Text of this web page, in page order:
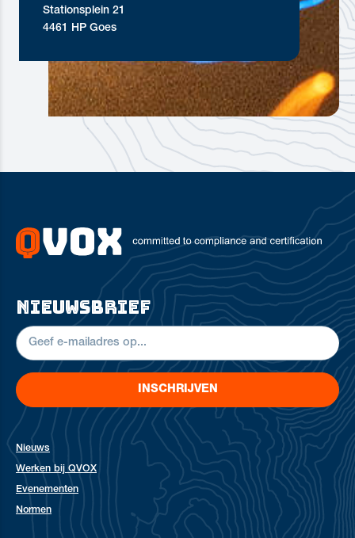
Stationsplein 21
4461 HP Goes
nieuwsbrief
INSCHRIJVEN
Nieuws
Werken bij QVOX
Evenementen
Normen